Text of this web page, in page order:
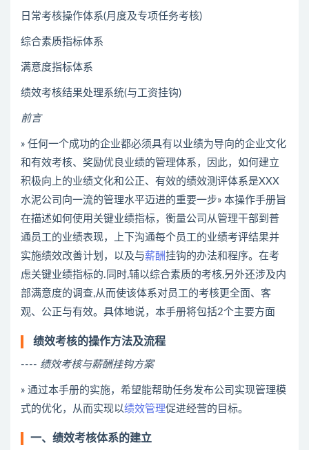
日常考核操作体系(月度及专项任务考核)
综合素质指标体系
满意度指标体系
绩效考核结果处理系统(与工资挂钩)
前言
» 任何一个成功的企业都必须具有以业绩为导向的企业文化
和有效考核、奖励优良业绩的管理体系，因此，如何建立
积极向上的业绩文化和公正、有效的绩效测评体系是XXX
水泥公司向一流的管理水平迈进的重要一步» 本操作手册旨
在描述如何使用关键业绩指标，衡量公司从管理干部到普
通员工的业绩表现，上下沟通每个员工的业绩考评结果并
实施绩效改善计划，以及与薪酬挂钩的办法和程序。在考
虑关键业绩指标的.同时,辅以综合素质的考核,另外还涉及内
部满意度的调查,从而使该体系对员工的考核更全面、客
观、公正与有效。具体地说，本手册将包括2个主要方面
绩效考核的操作方法及流程
---- 绩效考核与薪酬挂钩方案
» 通过本手册的实施，希望能帮助任务发布公司实现管理模
式的优化，从而实现以绩效管理促进经营的目标。
一、绩效考核体系的建立